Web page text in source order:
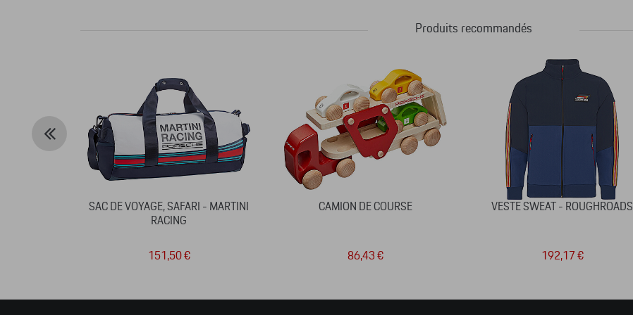
Produits recommandés
SAC DE VOYAGE, SAFARI - MARTINI
RACING
151,50 €
CAMION DE COURSE
86,43 €
VESTE SWEAT - ROUGHROADS
192,17 €